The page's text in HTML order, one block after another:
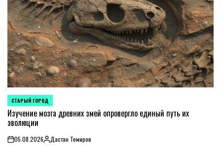
POSTED
IN
СТАРЫЙ ГОРОД
Изучение мозга древних змей опровергло единый путь их
эволюции
on05.08.2026PostedДастан Темиров